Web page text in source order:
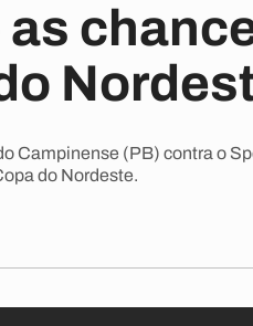
Campinense (PB) contra o
do Nordeste.